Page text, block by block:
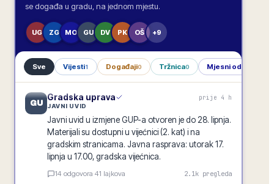
se događa u gradu, na jednom mjestu.
UG ZG MO GU DV PK OŠ +9
Sve Vijesti1 Događaji0 Tržnica0 Mjesni odbori
GU
Gradska uprava prije 4 h
JAVNI UVID
Javni uvid u izmjene GUP-a otvoren je do 28. lipnja.
Materijali su dostupni u vijećnici (2. kat) i na
gradskim stranicama. Javna rasprava: utorak 17.
lipnja u 17.00, gradska vijećnica.
14 odgovora·41 lajkova 2.1k pregleda